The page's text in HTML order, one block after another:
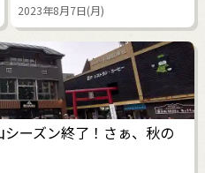
2023年8月7日(月)
シーズン終了！さぁ、秋の